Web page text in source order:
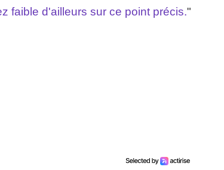
faible d'ailleurs sur ce point précis."